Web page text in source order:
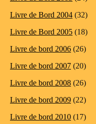
Livre de Bord 2004 (32)
Livre de Bord 2005 (18)
Livre de bord 2006 (26)
Livre de bord 2007 (20)
Livre de bord 2008 (26)
Livre de bord 2009 (22)
Livre de bord 2010 (17)